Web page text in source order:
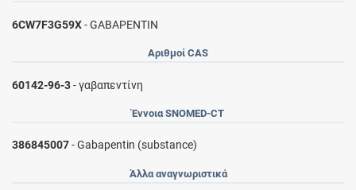
6CW7F3G59X- GABAPENTIN
Αριθμοί CAS
60142-96-3- γαβαπεντίνη
Έννοια SNOMED-CT
386845007- Gabapentin (substance)
Άλλα αναγνωριστικά